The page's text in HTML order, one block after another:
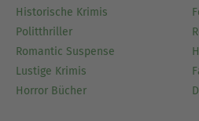
Historische Krimis
Politthriller
Romantic Suspense
Lustige Krimis
Horror Bücher